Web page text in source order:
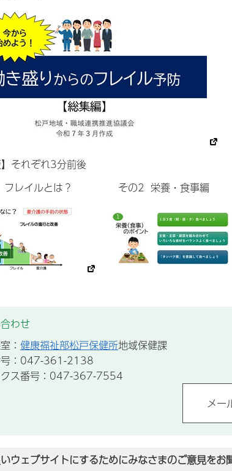
】それぞれ3分前後
レイルとは？
その2 栄養・食事編
わせ
： 健康福祉部松戸保健所地域保健課
号：047-361-2138
クス番号：047-367-7554
ウェブサイトにするためにみなさまのご意見をお